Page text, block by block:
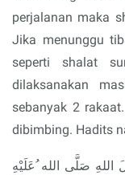
perjalanan maka
Jika menunggu
seperti shalat
dilaksanakan
sebanyak 2
dibimbing. Hadits
صَلَّى الله ُعَلَيْهِ